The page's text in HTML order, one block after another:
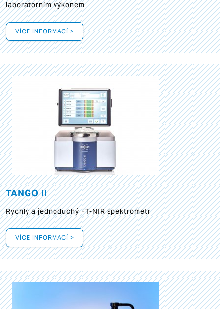
laboratorním výkonem
VÍCE INFORMACÍ >
TANGO II
Rychlý a jednoduchý FT-NIR spektrometr
VÍCE INFORMACÍ >